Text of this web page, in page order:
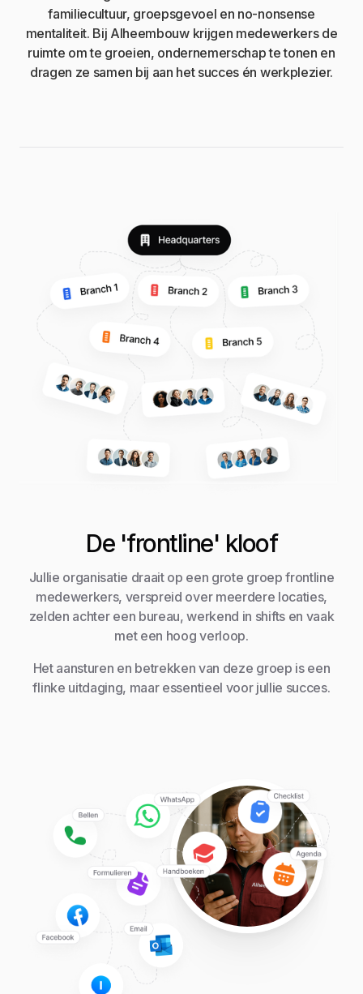
familiecultuur, groepsgevoel en no-nonsense
mentaliteit. Bij Alheembouw krijgen medewerkers de
ruimte om te groeien, ondernemerschap te tonen en
dragen ze samen bij aan het succes én werkplezier.
De 'frontline' kloof
Jullie organisatie draait op een grote groep frontline
medewerkers, verspreid over meerdere locaties,
zelden achter een bureau, werkend in shifts en vaak
met een hoog verloop.
Het aansturen en betrekken van deze groep is een
flinke uitdaging, maar essentieel voor jullie succes.